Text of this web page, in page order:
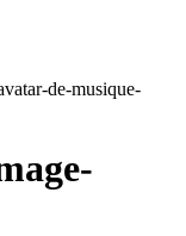
de-musique-